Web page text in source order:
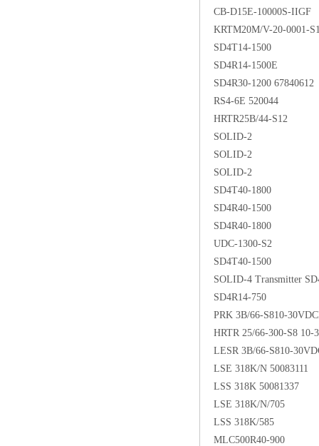
CB-D15E-10000S-IIGF
KRTM20M/V-20-0001-
SD4T14-1500
SD4R14-1500E
SD4R30-1200 67840612
RS4-6E 520044
HRTR25B/44-S12
SOLID-2
SOLID-2
SOLID-2
SD4T40-1800
SD4R40-1500
SD4R40-1800
UDC-1300-S2
SD4T40-1500
SOLID-4 Transmitter
SD4R14-750
PRK 3B/66-S810-
HRTR 25/66-300-S8 10-
LESR 3B/66-S810-
LSE 318K/N 50083111
LSS 318K 50081337
LSE 318K/N/705
LSS 318K/585
MLC500R40-900